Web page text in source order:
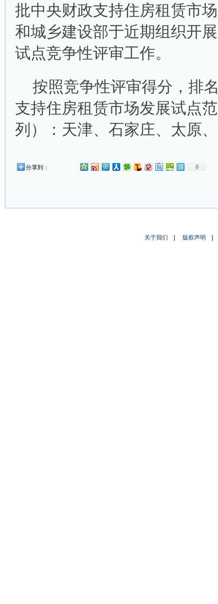
批中央财政支持住房租赁市
和城乡建设部于近期组织开
试点竞争性评审工作。
按照竞争性评审得分，排
支持住房租赁市场发展试点
列）：天津、石家庄、太原
分享到： 0
关于我们 版权声明